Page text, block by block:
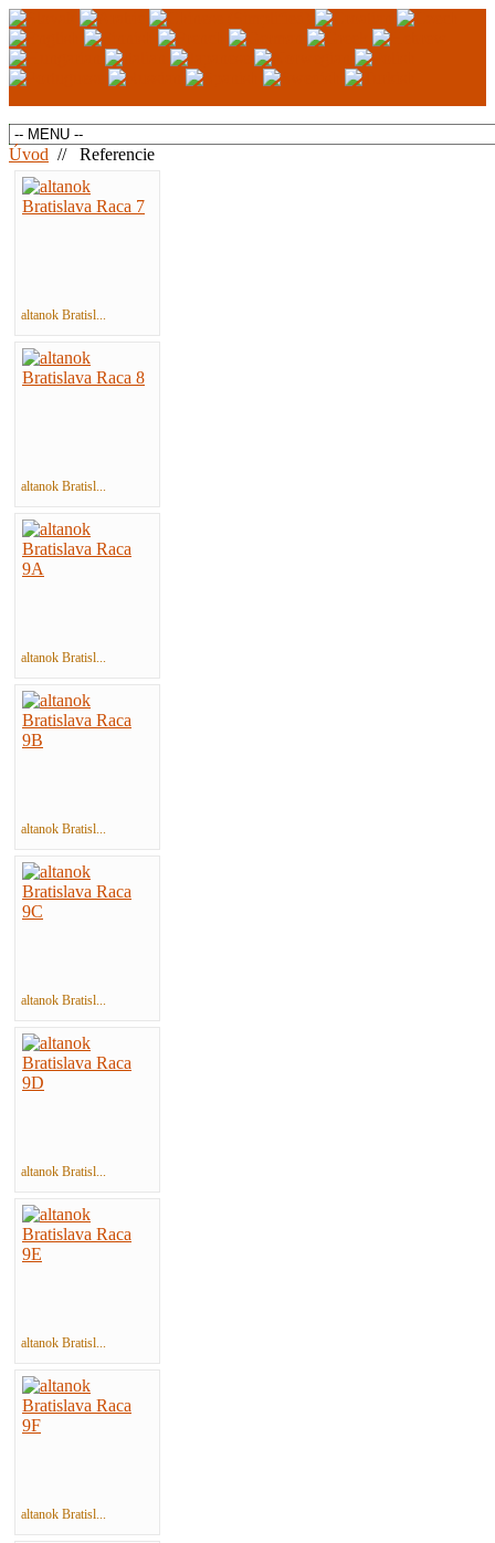
Úvod // Referencie
altanok Bratisl...
altanok Bratisl...
altanok Bratisl...
altanok Bratisl...
altanok Bratisl...
altanok Bratisl...
altanok Bratisl...
altanok Bratisl...